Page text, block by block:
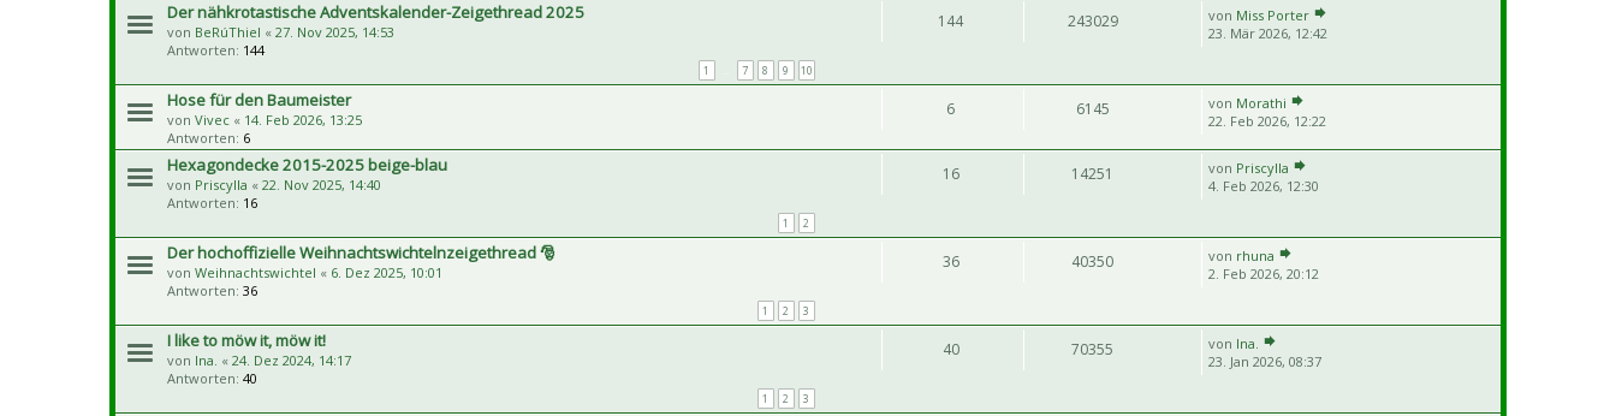
Der nähkrotastische Adventskalender-Zeigethread 2025
von BeRúThiel « 27. Nov 2025, 14:53
Antworten: 144
1 7 8 9 10
144 243029 von Miss Porter
23. Mär 2026, 12:42
Hose für den Baumeister
von Vivec « 14. Feb 2026, 13:25
Antworten: 6
6 6145 von Morathi
22. Feb 2026, 12:22
Hexagondecke 2015-2025 beige-blau
von Priscylla « 22. Nov 2025, 14:40
Antworten: 16
1 2
16 14251 von Priscylla
4. Feb 2026, 12:30
Der hochoffizielle Weihnachtswichtelnzeigethread 🎅
von Weihnachtswichtel « 6. Dez 2025, 10:01
Antworten: 36
1 2 3
36 40350 von rhuna
2. Feb 2026, 20:12
I like to möw it, möw it!
von Ina. « 24. Dez 2024, 14:17
Antworten: 40
1 2 3
40 70355 von Ina.
23. Jan 2026, 08:37